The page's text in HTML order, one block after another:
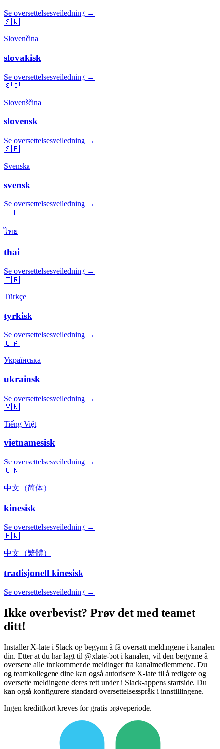
Se oversettelsesveiledning →
🇸🇰
Slovenčina
slovakisk
Se oversettelsesveiledning →
🇸🇮
Slovenščina
slovensk
Se oversettelsesveiledning →
🇸🇪
Svenska
svensk
Se oversettelsesveiledning →
🇹🇭
ไทย
thai
Se oversettelsesveiledning →
🇹🇷
Türkçe
tyrkisk
Se oversettelsesveiledning →
🇺🇦
Українська
ukrainsk
Se oversettelsesveiledning →
🇻🇳
Tiếng Việt
vietnamesisk
Se oversettelsesveiledning →
🇨🇳
中文（简体）
kinesisk
Se oversettelsesveiledning →
🇭🇰
中文（繁體）
tradisjonell kinesisk
Se oversettelsesveiledning →
Ikke overbevist? Prøv det med teamet
ditt!
Installer X-late i Slack og begynn å få oversatt meldingene i kanalen
din. Etter at du har lagt til @xlate-bot i kanalen, vil den begynne å
oversette alle innkommende meldinger fra kanalmedlemmene. Du
og teamkollegene dine kan også autorisere X-late til å redigere og
oversette meldingene deres rett under i Slack-appens startside. Du
kan også konfigurere standard oversettelsesspråk i innstillingene.
Ingen kredittkort kreves for gratis prøveperiode.